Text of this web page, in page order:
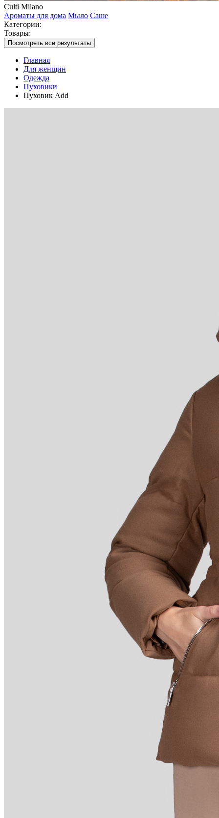
Culti Milano
Ароматы для дома Мыло Саше
Категории:
Товары:
Посмотреть все результаты
Главная
Для женщин
Одежда
Пуховики
Пуховик Add